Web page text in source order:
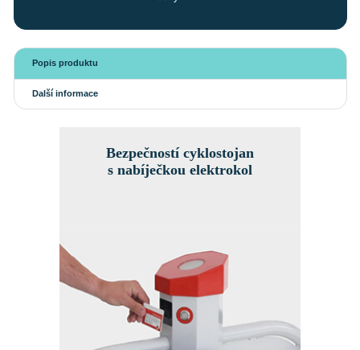
Popis produktu
Další informace
Bezpečností cyklostojan
s nabíječkou elektrokol